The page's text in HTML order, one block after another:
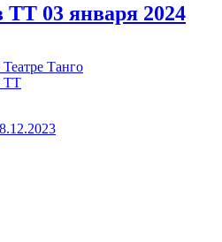
03 января 2024
Танго
ТТ